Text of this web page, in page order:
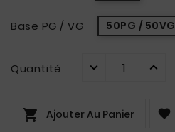
Base PG / VG 50PG / 50VG
Quantité
 Ajouter Au Panier 